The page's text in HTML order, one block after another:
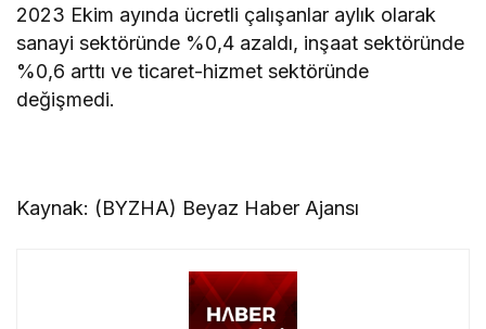
2023 Ekim ayında ücretli çalışanlar aylık olarak
sanayi sektöründe %0,4 azaldı, inşaat sektöründe
%0,6 arttı ve ticaret-hizmet sektöründe
değişmedi.
Kaynak: (BYZHA) Beyaz Haber Ajansı